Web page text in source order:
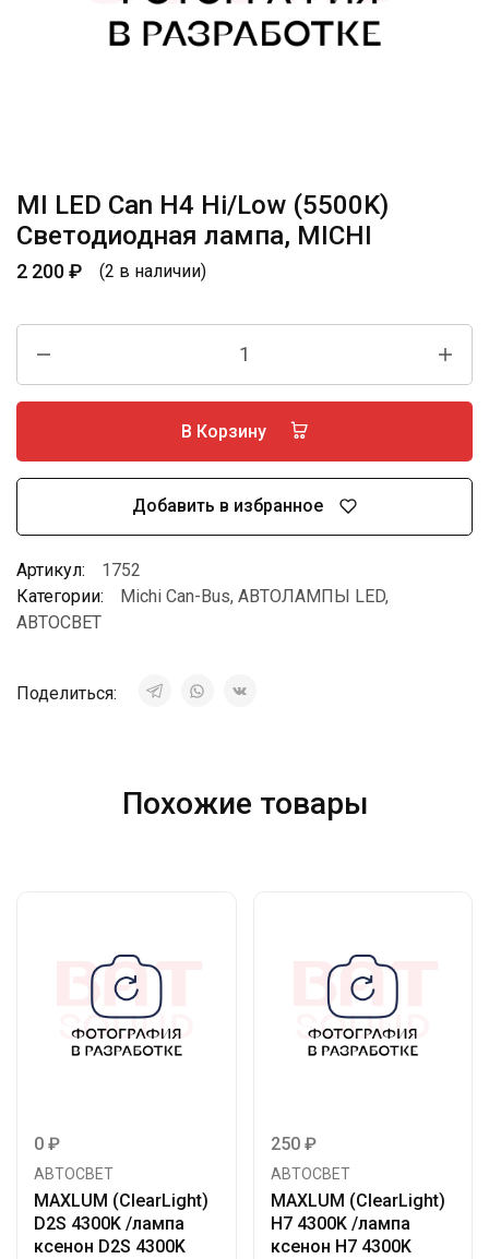
MI LED Can H4 Hi/Low (5500K)
Светодиодная лампа, MICHI
2 200₽ (2 в наличии)
В Корзину
Добавить в избранное
Артикул:
1752
Категории:
Michi Can-Bus, АВТОЛАМПЫ LED,
АВТОСВЕТ
Поделиться:
Похожие товары
0 ₽
АВТОСВЕТ
MAXLUM (ClearLight)
D2S 4300K /лампа
ксенон D2S 4300K
250 ₽
АВТОСВЕТ
MAXLUM (ClearLight)
H7 4300K /лампа
ксенон H7 4300K